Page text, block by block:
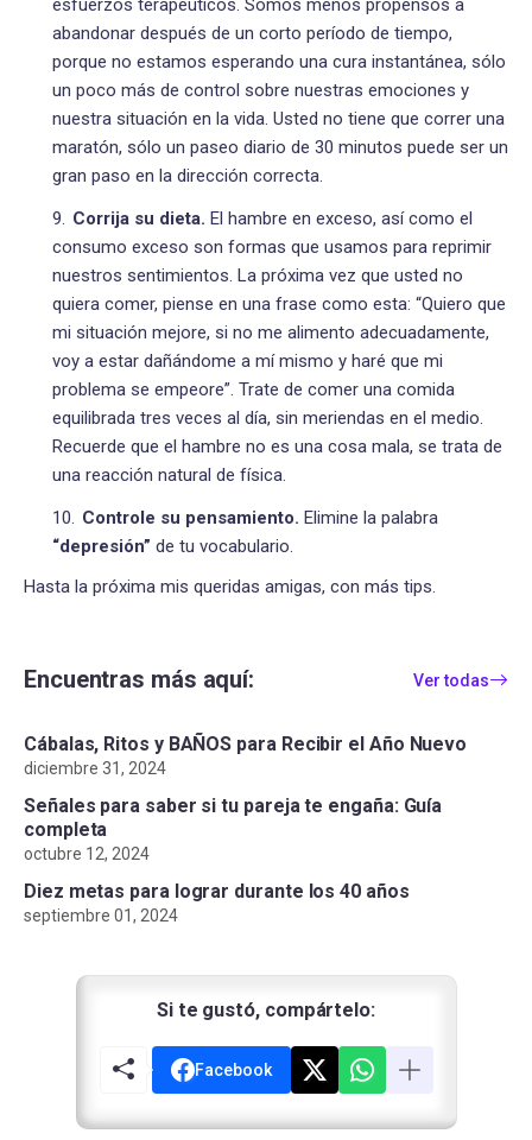
esfuerzos terapéuticos. Somos menos propensos a
abandonar después de un corto período de tiempo,
porque no estamos esperando una cura instantánea, sólo
un poco más de control sobre nuestras emociones y
nuestra situación en la vida. Usted no tiene que correr una
maratón, sólo un paseo diario de 30 minutos puede ser un
gran paso en la dirección correcta.
Corrija su dieta. El hambre en exceso, así como el
consumo exceso son formas que usamos para reprimir
nuestros sentimientos. La próxima vez que usted no
quiera comer, piense en una frase como esta: “Quiero que
mi situación mejore, si no me alimento adecuadamente,
voy a estar dañándome a mí mismo y haré que mi
problema se empeore”. Trate de comer una comida
equilibrada tres veces al día, sin meriendas en el medio.
Recuerde que el hambre no es una cosa mala, se trata de
una reacción natural de física.
Controle su pensamiento. Elimine la palabra
“depresión” de tu vocabulario.
Hasta la próxima mis queridas amigas, con más tips.
Encuentras más aquí: Ver todas
Cábalas, Ritos y BAÑOS para Recibir el Año Nuevo
diciembre 31, 2024
Señales para saber si tu pareja te engaña: Guía
completa
octubre 12, 2024
Diez metas para lograr durante los 40 años
septiembre 01, 2024
Si te gustó, compártelo:
Facebook